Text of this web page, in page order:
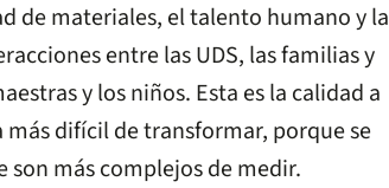
de materiales, el talento humano y la
entre las UDS, las familias y
y los niños. Esta es la calidad a
difícil de transformar, porque se
son más complejos de medir.